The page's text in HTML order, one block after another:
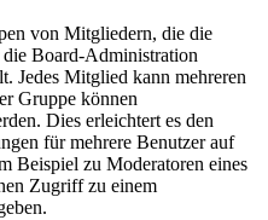
von Mitgliedern, die die
Board-Administration
Jedes Mitglied kann mehreren
Gruppe können
Dies erleichtert es den
für mehrere Benutzer auf
Beispiel zu Moderatoren eines
Zugriff zu einem